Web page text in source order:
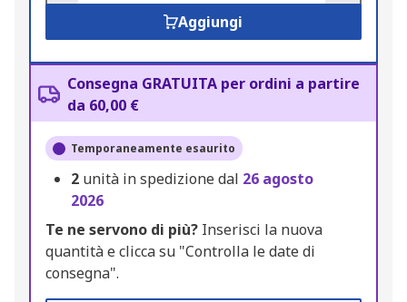
Aggiungi
Consegna GRATUITA per ordini a partire
da 60,00 €
Temporaneamente esaurito
2 unità in spedizione dal 26 agosto
2026
Te ne servono di più? Inserisci la nuova
quantità e clicca su "Controlla le date di
consegna".